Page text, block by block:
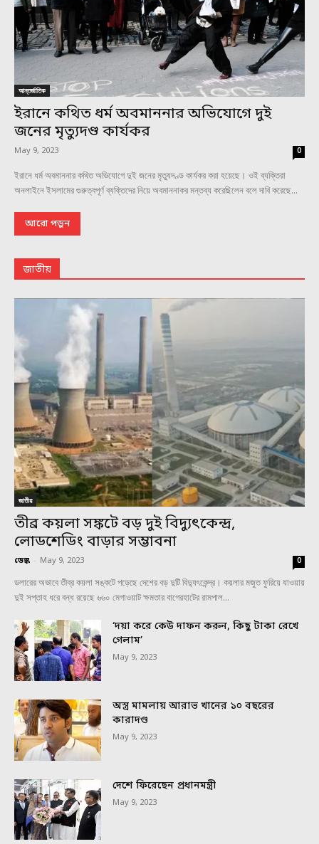
আন্তর্জাতিক
ইরানে কথিত ধর্ম অবমাননার অভিযোগে দুই
জনের মৃত্যুদণ্ড কার্যকর
May 9, 2023 0
ইরানে ধর্ম অবমাননার কথিত অভিযোগে দুই জনের মৃত্যুদণ্ড কার্যকর করা হয়েছে। ওই ব্যক্তিরা
অনলাইনে ইসলামের গুরুত্বপূর্ণ ব্যক্তিদের নিয়ে অবমাননাকর মন্তব্য করেছিলেন বলে দাবি করেছে...
আরো পড়ুন
জাতীয়
জাতীয়
তীব্র কয়লা সঙ্কটে বড় দুই বিদ্যুৎকেন্দ্র,
লোডশেডিং বাড়ার সম্ভাবনা
ডেস্ক - May 9, 2023 0
ডলারের অভাবে তীব্র কয়লা সঙ্কটে পড়েছে দেশের বড় দুটি বিদ্যুৎকেন্দ্র। কয়লার মজুত ফুরিয়ে যাওয়ায়
দুই সপ্তাহ ধরে বন্ধ রয়েছে ৬৬০ মেগাওয়াট ক্ষমতার বাগেরহাটের রামপাল...
‘দয়া করে কেউ দাফন করুন, কিছু টাকা রেখে
গেলাম’
May 9, 2023
অস্ত্র মামলায় আরাভ খানের ১০ বছরের
কারাদণ্ড
May 9, 2023
দেশে ফিরেছেন প্রধানমন্ত্রী
May 9, 2023